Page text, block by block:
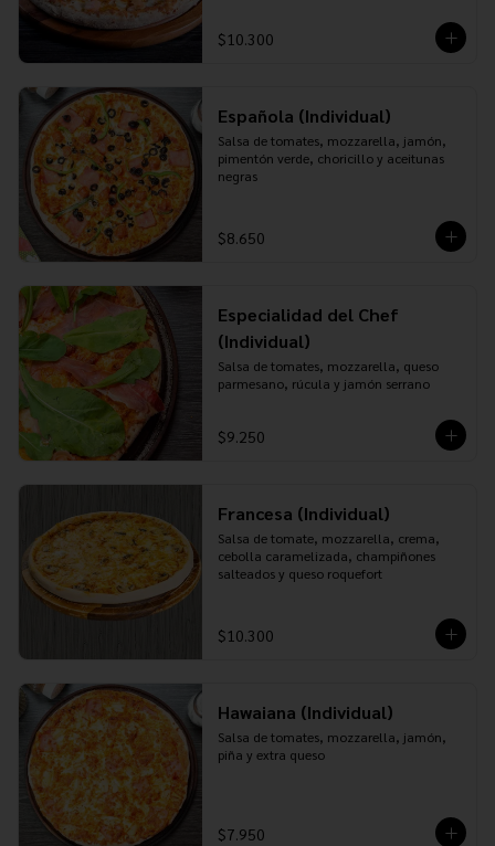
$10.300
Española (Individual)
Salsa de tomates, mozzarella, jamón,
pimentón verde, choricillo y aceitunas
negras
$8.650
Especialidad del Chef
(Individual)
Salsa de tomates, mozzarella, queso
parmesano, rúcula y jamón serrano
$9.250
Francesa (Individual)
Salsa de tomate, mozzarella, crema,
cebolla caramelizada, champiñones
salteados y queso roquefort
$10.300
Hawaiana (Individual)
Salsa de tomates, mozzarella, jamón,
piña y extra queso
$7.950